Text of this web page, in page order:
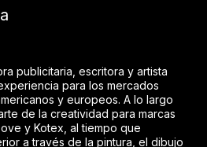
publicitaria, escritora y artista
para los mercados
y europeos. A lo largo
de la creatividad para marcas
y Kotex, al tiempo que
a través de la pintura, el dibujo